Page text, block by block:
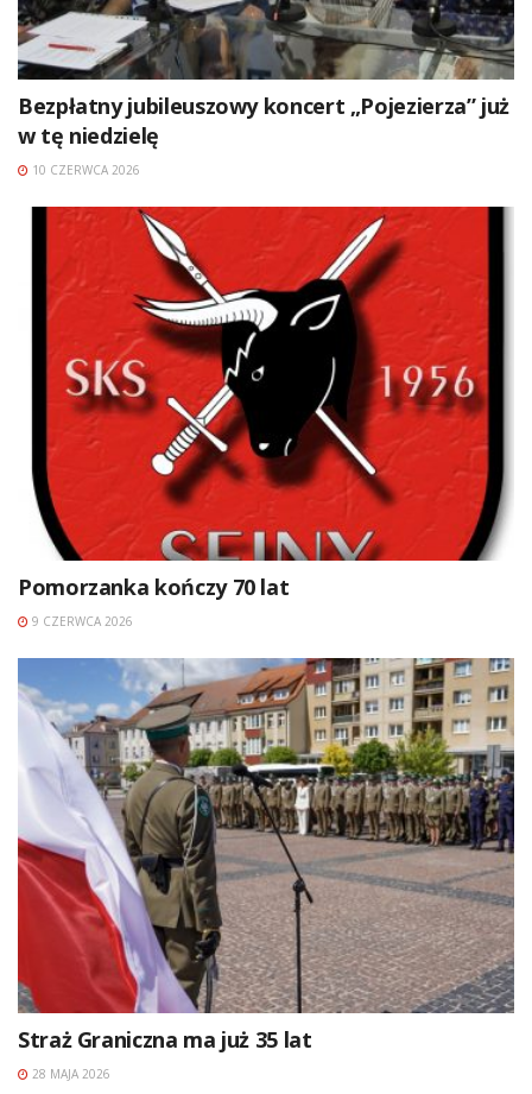
Bezpłatny jubileuszowy koncert „Pojezierza” już
w tę niedzielę
10 CZERWCA 2026
Pomorzanka kończy 70 lat
9 CZERWCA 2026
Straż Graniczna ma już 35 lat
28 MAJA 2026